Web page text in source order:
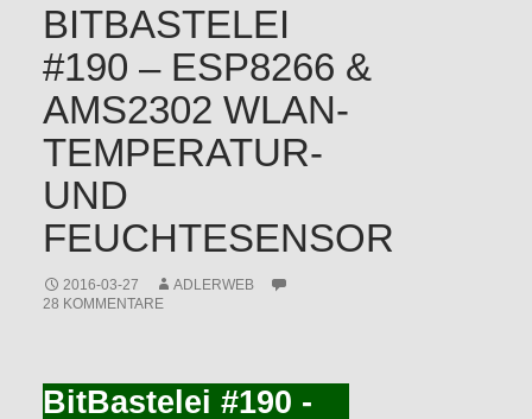
BITBASTELEI
#190 – ESP8266 &
AMS2302 WLAN-
TEMPERATUR-
UND
FEUCHTESENSOR
2016-03-27
ADLERWEB
28 KOMMENTARE
BitBastelei #190 -